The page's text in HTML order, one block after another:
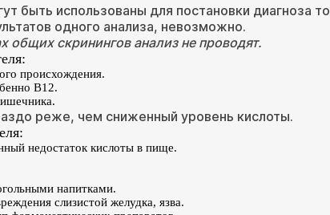
быть использованы для постановки диагноза
одного анализа, невозможно.
общих скринингов анализ не проводят.
происхождения.
В12.
реже, чем сниженный уровень кислоты.
недостаток кислоты в пище.
напитками.
слизистой желудка, язва.